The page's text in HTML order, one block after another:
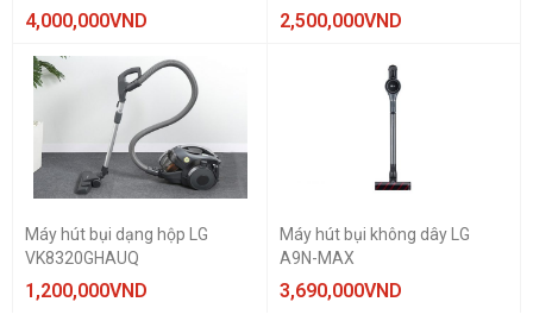
4,000,000VND 2,500,000VND
Máy hút bụi dạng hộp LG
VK8320GHAUQ
1,200,000VND
Máy hút bụi không dây LG
A9N-MAX
3,690,000VND